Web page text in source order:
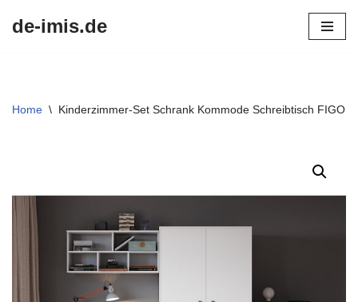
de-imis.de
Home \ Kinderzimmer-Set Schrank Kommode Schreibtisch FIGO